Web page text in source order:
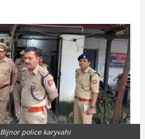
Bijnor police karyvahi